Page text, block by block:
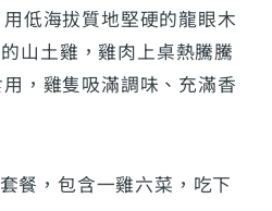
低海拔質地堅硬的龍眼木
山土雞，雞肉上桌熱騰騰
，雞隻吸滿調味、充滿香
餐，包含一雞六菜，吃下